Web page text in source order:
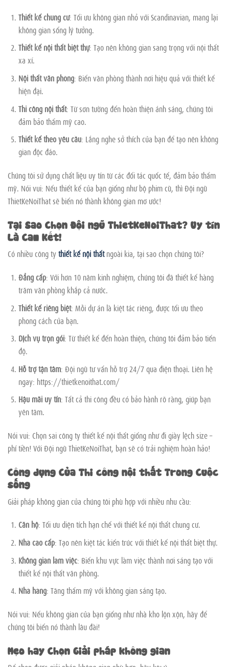
Thiết kế chung cư: Tối ưu không gian nhỏ với Scandinavian, mang lại
không gian sống lý tưởng.
Thiết kế nội thất biệt thự: Tạo nên không gian sang trọng với nội thất
xa xỉ.
Nội thất văn phòng: Biến văn phòng thành nơi hiệu quả với thiết kế
hiện đại.
Thi công nội thất: Từ sơn tường đến hoàn thiện ánh sáng, chúng tôi
đảm bảo thẩm mỹ cao.
Thiết kế theo yêu cầu: Lắng nghe sở thích của bạn để tạo nên không
gian độc đáo.
Chúng tôi sử dụng chất liệu uy tín từ các đối tác quốc tế, đảm bảo thẩm
mỹ. Nói vui: Nếu thiết kế của bạn giống như bộ phim cũ, thì Đội ngũ
ThietKeNoiThat sẽ biến nó thành không gian mơ ước!
Tại Sao Chọn Đội ngũ ThietKeNoiThat? Uy tín
Là Cam Kết!
Có nhiều công tythiết kế nội thất ngoài kia, tại sao chọn chúng tôi?
Đẳng cấp: Với hơn 10 năm kinh nghiệm, chúng tôi đã thiết kế hàng
trăm văn phòng khắp cả nước.
Thiết kế riêng biệt: Mỗi dự án là kiệt tác riêng, được tối ưu theo
phong cách của bạn.
Dịch vụ trọn gói: Từ thiết kế đến hoàn thiện, chúng tôi đảm bảo tiến
độ.
Hỗ trợ tận tâm: Đội ngũ tư vấn hỗ trợ 24/7 qua điện thoại. Liên hệ
ngay: https://thietkenoithat.com/
Hậu mãi uy tín: Tất cả thi công đều có bảo hành rõ ràng, giúp bạn
yên tâm.
Nói vui: Chọn sai công ty thiết kế nội thất giống như đi giày lệch size –
phí tiền! Với Đội ngũ ThietKeNoiThat, bạn sẽ có trải nghiệm hoàn hảo!
Công dụng Của Thi công nội thất Trong Cuộc
sống
Giải pháp không gian của chúng tôi phù hợp với nhiều nhu cầu:
Căn hộ: Tối ưu diện tích hạn chế với thiết kế nội thất chung cư.
Nhà cao cấp: Tạo nên kiệt tác kiến trúc với thiết kế nội thất biệt thự.
Không gian làm việc: Biến khu vực làm việc thành nơi sáng tạo với
thiết kế nội thất văn phòng.
Nhà hàng: Tăng thẩm mỹ với không gian sáng tạo.
Nói vui: Nếu không gian của bạn giống như nhà kho lộn xộn, hãy để
chúng tôi biến nó thành lâu đài!
Mẹo hay Chọn Giải pháp không gian